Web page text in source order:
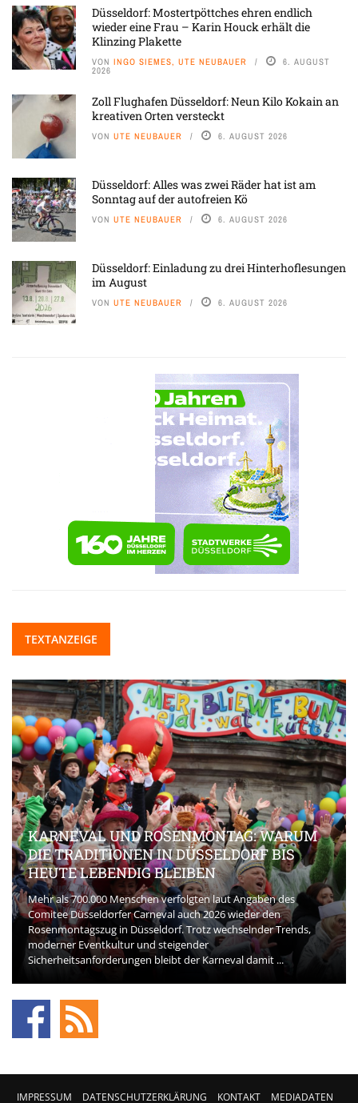
Düsseldorf: Mostertpöttches ehren endlich
wieder eine Frau – Karin Houck erhält die
Klinzing Plakette
VON INGO SIEMES, UTE NEUBAUER 6. AUGUST
2026
Zoll Flughafen Düsseldorf: Neun Kilo Kokain an
kreativen Orten versteckt
VON UTE NEUBAUER 6. AUGUST 2026
Düsseldorf: Alles was zwei Räder hat ist am
Sonntag auf der autofreien Kö
VON UTE NEUBAUER 6. AUGUST 2026
Düsseldorf: Einladung zu drei Hinterhoflesungen
im August
VON UTE NEUBAUER 6. AUGUST 2026
TEXTANZEIGE
KARNEVAL UND ROSENMONTAG: WARUM
DIE TRADITIONEN IN DÜSSELDORF BIS
HEUTE LEBENDIG BLEIBEN
Mehr als 700.000 Menschen verfolgten laut Angaben des
Comitee Düsseldorfer Carneval auch 2026 wieder den
Rosenmontagszug in Düsseldorf. Trotz wechselnder Trends,
moderner Eventkultur und steigender
Sicherheitsanforderungen bleibt der Karneval damit ...
IMPRESSUM DATENSCHUTZERKLÄRUNG KONTAKT MEDIADATEN